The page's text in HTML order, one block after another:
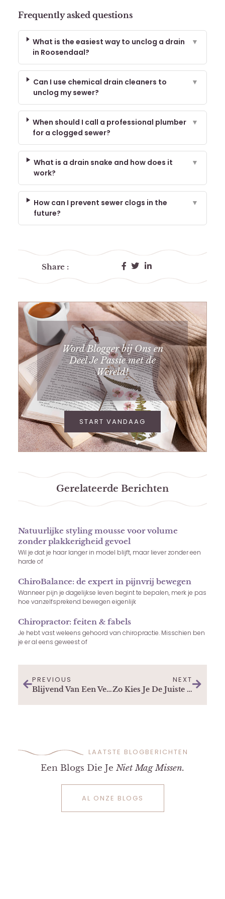
Frequently asked questions
What is the easiest way to unclog a drain
in Roosendaal?
▼
Can I use chemical drain cleaners to
unclog my sewer?
▼
When should I call a professional plumber
for a clogged sewer?
▼
What is a drain snake and how does it
work?
▼
How can I prevent sewer clogs in the
future?
▼
Share :
Word Blogger bij Ons en
Deel Je Passie met de
Wereld!
START VANDAAG
Gerelateerde Berichten
Natuurlijke styling mousse voor volume
zonder plakkerigheid gevoel
Wil je dat je haar langer in model blijft, maar liever zonder een
harde of
ChiroBalance: de expert in pijnvrij bewegen
Wanneer pijn je dagelijkse leven begint te bepalen, merk je pas
hoe vanzelfsprekend bewegen eigenlijk
Chiropractor: feiten & fabels
Je hebt vast weleens gehoord van chiropractie. Misschien ben
je er al eens geweest of
PREVIOUS
Blijvend Van Een Verslaving Herstellen In Een Afkickkliniek In Zuid-Afrika
NEXT
Zo Kies Je De Juiste Golfbag
LAATSTE BLOGBERICHTEN
Een Blogs Die Je Niet Mag Missen.
AL ONZE BLOGS